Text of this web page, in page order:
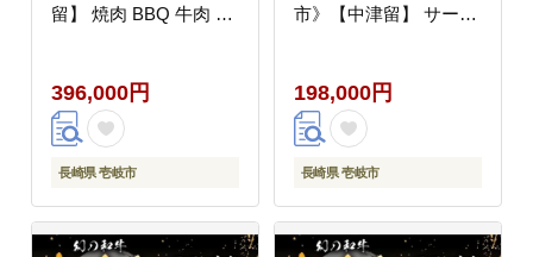
留】 焼肉 BBQ 牛肉 赤
396,000円
長崎県 壱岐市
市》【中津留】 サーロ
ぶ 牛肉 [JFS064]
200000 200000円 20万
円
198,000円
長崎県 壱岐市